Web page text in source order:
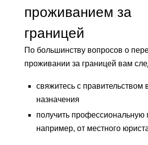
проживанием за
границей
По большинству вопросов о
проживании за границей вам
свяжитесь с правительством
назначения
получить
например, от местного